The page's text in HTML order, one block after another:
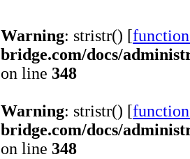
Warning: stristr() [
bridge.com/docs/
on line 348
Warning: stristr() [
bridge.com/docs/
on line 348